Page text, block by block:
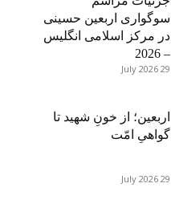
سوگواری اربعین حسینی
در مرکز اسلامی انگلیس
– 2026
29 July 2026
اربعین؛ از خونِ شهید تا
گواهیِ امّت
29 July 2026